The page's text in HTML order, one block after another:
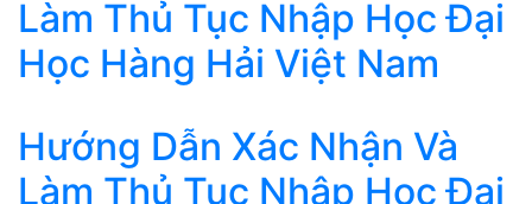
Làm Thủ Tục Nhập Học Đại
Học Hàng Hải Việt Nam
Hướng Dẫn Xác Nhận Và
Làm Thủ Tục Nhập Học Đại